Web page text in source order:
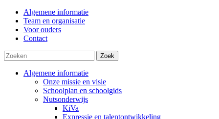
Algemene informatie
Team en organisatie
Voor ouders
Contact
Zoek
Algemene informatie
Onze missie en visie
Schoolplan en schoolgids
Nutsonderwijs
KiVa
Expressie en talentontwikkeling